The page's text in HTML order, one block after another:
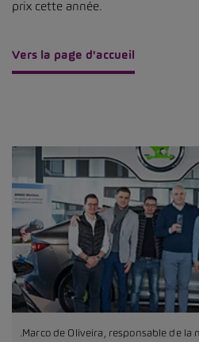
prix cette année.
Vers la page d'accueil
.Marco de Oliveira, responsable de la